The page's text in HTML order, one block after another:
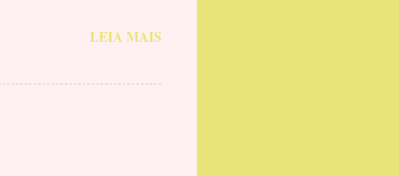
LEIA MAIS